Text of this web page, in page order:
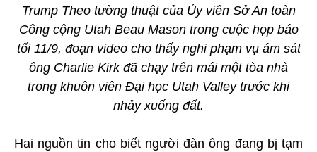
Trump Theo tường thuật của Ủy viên Sở An toàn
Công cộng Utah Beau Mason trong cuộc họp báo
tối 11/9, đoạn video cho thấy nghi phạm vụ ám sát
ông Charlie Kirk đã chạy trên mái một tòa nhà
trong khuôn viên Đại học Utah Valley trước khi
nhảy xuống đất.
Hai nguồn tin cho biết người đàn ông đang bị tạm